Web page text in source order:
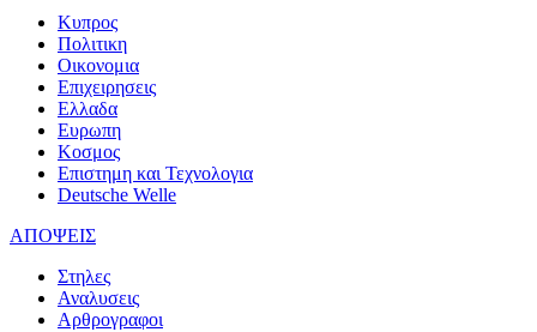
Κυπρος
Πολιτικη
Οικονομια
Επιχειρησεις
Ελλαδα
Ευρωπη
Κοσμος
Επιστημη και Τεχνολογια
Deutsche Welle
ΑΠΟΨΕΙΣ
Στηλες
Αναλυσεις
Αρθρογραφοι